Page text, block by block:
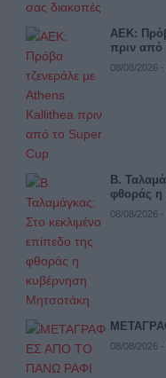
ΑΕΚ:
πριν από
08/08/2026 -
Β.
φθοράς η
08/08/2026 -
08/08/2026 -